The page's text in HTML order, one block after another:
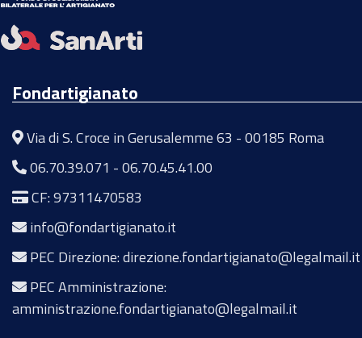
Fondartigianato
Via di S. Croce in Gerusalemme 63 - 00185 Roma
06.70.39.071 -06.70.45.41.00
CF: 97311470583
info@fondartigianato.it
PEC Direzione: direzione.fondartigianato@legalmail.it
PEC Amministrazione:
amministrazione.fondartigianato@legalmail.it